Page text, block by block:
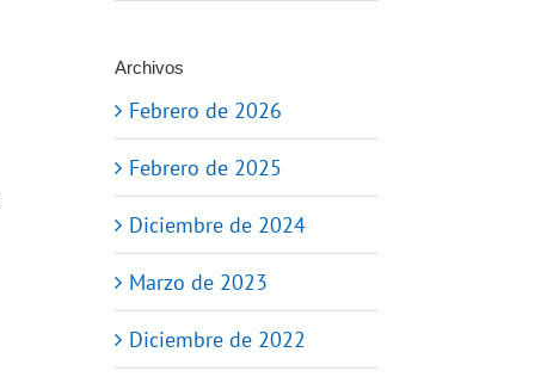
Archivos
Febrero de 2026
Febrero de 2025
Diciembre de 2024
Marzo de 2023
Diciembre de 2022